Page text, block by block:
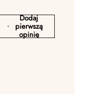
Dodaj
pierwszą
opinię